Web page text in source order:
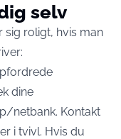
selv
sig roligt, hvis man
dine
netbank. Kontakt
i tvivl. Hvis du